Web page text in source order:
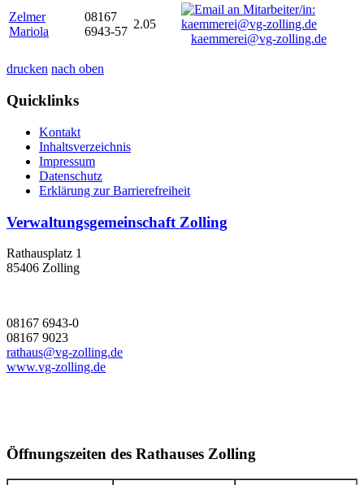
Zelmer
Mariola
08167
6943-57
2.05
kaemmerei@vg-zolling.de
drucken nach oben
Quicklinks
Kontakt
Inhaltsverzeichnis
Impressum
Datenschutz
Erklärung zur Barrierefreiheit
Verwaltungsgemeinschaft Zolling
Rathausplatz 1
85406 Zolling
08167 6943-0
08167 9023
rathaus@vg-zolling.de
www.vg-zolling.de
Öffnungszeiten des Rathauses Zolling